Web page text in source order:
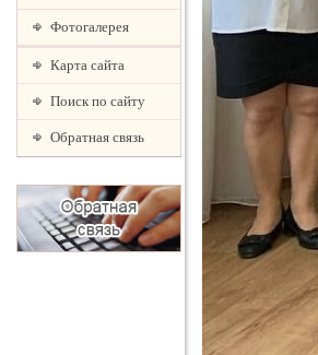
Фотогалерея
Карта сайта
Поиск по сайту
Обратная связь